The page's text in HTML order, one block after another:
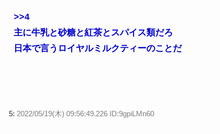
>>4
主に牛乳と砂糖と紅茶とスパイス類だろ
日本で言うロイヤルミルクティーのことだ
5: 2022/05/19(木) 09:56:49.226 ID:9gpiLMn60